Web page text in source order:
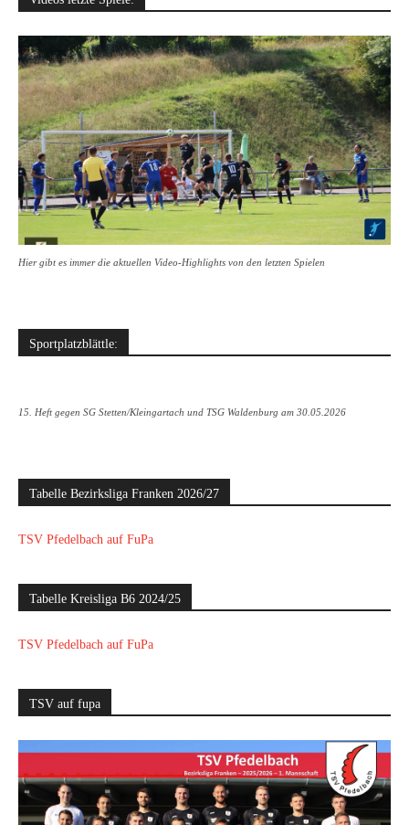
Hier gibt es immer die aktuellen Video-Highlights von den letzten Spielen
Sportplatzblättle:
15. Heft gegen SG Stetten/Kleingartach und TSG Waldenburg am 30.05.2026
Tabelle Bezirksliga Franken 2026/27
TSV Pfedelbach auf FuPa
Tabelle Kreisliga B6 2024/25
TSV Pfedelbach auf FuPa
TSV auf fupa